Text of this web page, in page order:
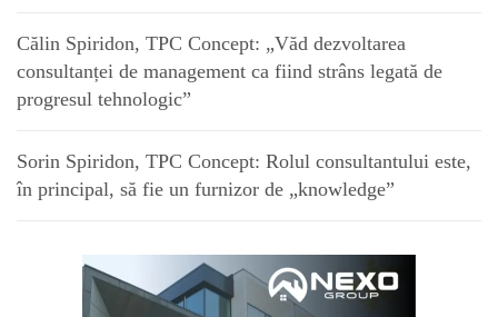
Călin Spiridon, TPC Concept: „Văd dezvoltarea
consultanței de management ca fiind strâns legată de
progresul tehnologic”
Sorin Spiridon, TPC Concept: Rolul consultantului este,
în principal, să fie un furnizor de „knowledge”